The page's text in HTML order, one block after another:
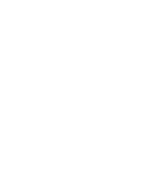
на этом